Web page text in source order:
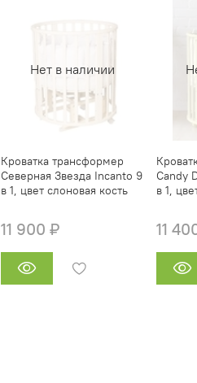
Нет в наличии
Кроватка трансформер
Северная Звезда Incanto 9
в 1, цвет слоновая кость
11 900 ₽
Candy
в 1,
11